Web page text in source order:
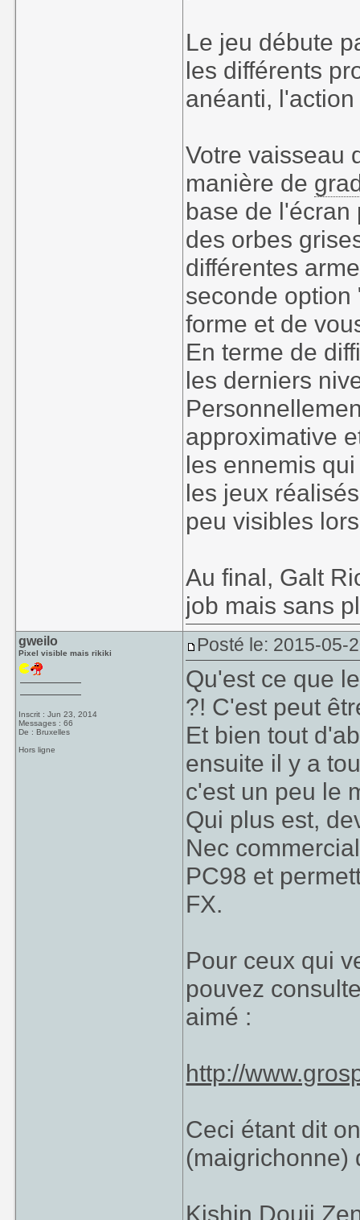
Le jeu débute
les différents
anéanti,
Votre vaisseau
manière de
base de l'écran
des orbes
différentes
seconde
forme et de
En terme de
les derniers
approximative
les ennemis
les jeux
peu visibles
Au final, Galt
job mais sans
gweilo
Pixel visible mais rikiki
Inscrit : Jun 23, 2014
Messages : 66
De : Bruxelles
Hors ligne
Posté le: 2015-05-
Qu'est ce que
?! C'est peut
Et bien tout
ensuite il y a
c'est un peu le
Qui plus est,
Nec
PC98 et
FX.
Pour ceux qui
pouvez
aimé :
http://
Ceci étant dit
(maigrichonne)
Kishin Douji